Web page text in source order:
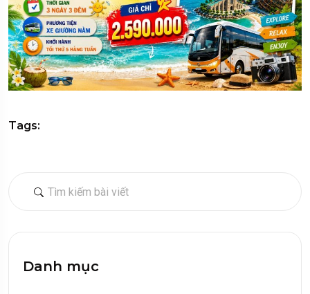
Danh mục
Tags: